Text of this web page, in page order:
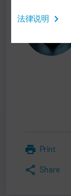
法律说明
Print
Share